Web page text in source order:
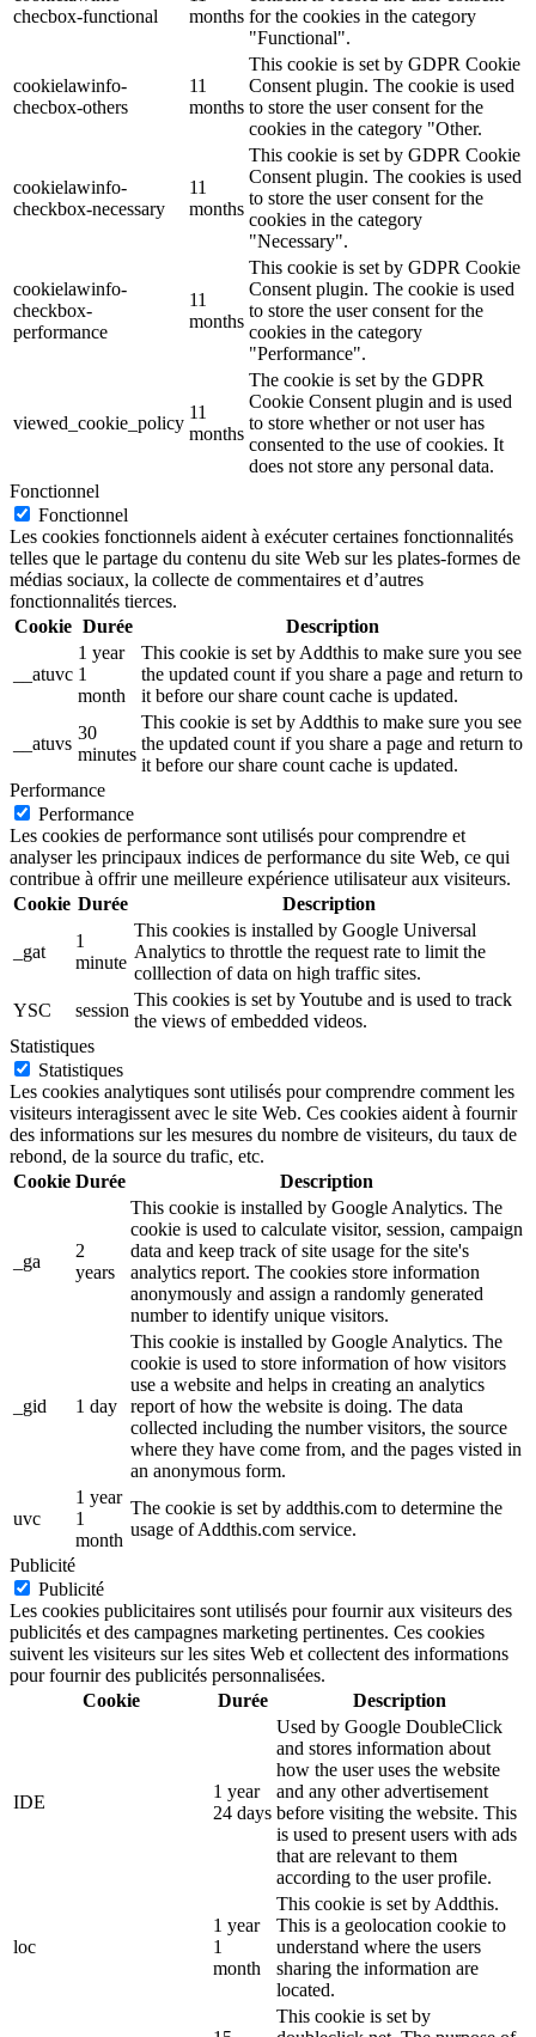
checbox-functional
months for the cookies in the category
"Functional".
cookielawinfo-
checbox-others
11
months
This cookie is set by GDPR Cookie
Consent plugin. The cookie is used
to store the user consent for the
cookies in the category "Other.
cookielawinfo-
checkbox-necessary
11
months
This cookie is set by GDPR Cookie
Consent plugin. The cookies is used
to store the user consent for the
cookies in the category
"Necessary".
cookielawinfo-
checkbox-
performance
11
months
This cookie is set by GDPR Cookie
Consent plugin. The cookie is used
to store the user consent for the
cookies in the category
"Performance".
viewed_cookie_policy
11
months
The cookie is set by the GDPR
Cookie Consent plugin and is used
to store whether or not user has
consented to the use of cookies. It
does not store any personal data.
Fonctionnel
Fonctionnel
Les cookies fonctionnels aident à exécuter certaines fonctionnalités
telles que le partage du contenu du site Web sur les plates-formes de
médias sociaux, la collecte de commentaires et d’autres
fonctionnalités tierces.
Cookie Durée Description
__atuvc
1 year
1
month
This cookie is set by Addthis to make sure you see
the updated count if you share a page and return to
it before our share count cache is updated.
__atuvs
30
minutes
This cookie is set by Addthis to make sure you see
the updated count if you share a page and return to
it before our share count cache is updated.
Performance
Performance
Les cookies de performance sont utilisés pour comprendre et
analyser les principaux indices de performance du site Web, ce qui
contribue à offrir une meilleure expérience utilisateur aux visiteurs.
Cookie Durée Description
_gat
1
minute
This cookies is installed by Google Universal
Analytics to throttle the request rate to limit the
colllection of data on high traffic sites.
YSC
session
This cookies is set by Youtube and is used to track
the views of embedded videos.
Statistiques
Statistiques
Les cookies analytiques sont utilisés pour comprendre comment les
visiteurs interagissent avec le site Web. Ces cookies aident à fournir
des informations sur les mesures du nombre de visiteurs, du taux de
rebond, de la source du trafic, etc.
Cookie Durée Description
_ga
2
years
This cookie is installed by Google Analytics. The
cookie is used to calculate visitor, session, campaign
data and keep track of site usage for the site's
analytics report. The cookies store information
anonymously and assign a randomly generated
number to identify unique visitors.
_gid 1 day
This cookie is installed by Google Analytics. The
cookie is used to store information of how visitors
use a website and helps in creating an analytics
report of how the website is doing. The data
collected including the number visitors, the source
where they have come from, and the pages visted in
an anonymous form.
uvc
1 year
1
month
The cookie is set by addthis.com to determine the
usage of Addthis.com service.
Publicité
Publicité
Les cookies publicitaires sont utilisés pour fournir aux visiteurs des
publicités et des campagnes marketing pertinentes. Ces cookies
suivent les visiteurs sur les sites Web et collectent des informations
pour fournir des publicités personnalisées.
Cookie
Durée Description
IDE
1 year
24 days
Used by Google DoubleClick
and stores information about
how the user uses the website
and any other advertisement
before visiting the website. This
is used to present users with ads
that are relevant to them
according to the user profile.
loc
1 year
1
month
This cookie is set by Addthis.
This is a geolocation cookie to
understand where the users
sharing the information are
located.
This cookie is set by